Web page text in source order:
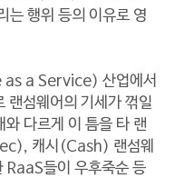
는 행위 등의 이유로 영
a Service) 산업에서
랜섬웨어의 기세가 꺾일
다르게 이 틈을 타 랜
캐시(Cash) 랜섬웨
들이 우후죽순 등